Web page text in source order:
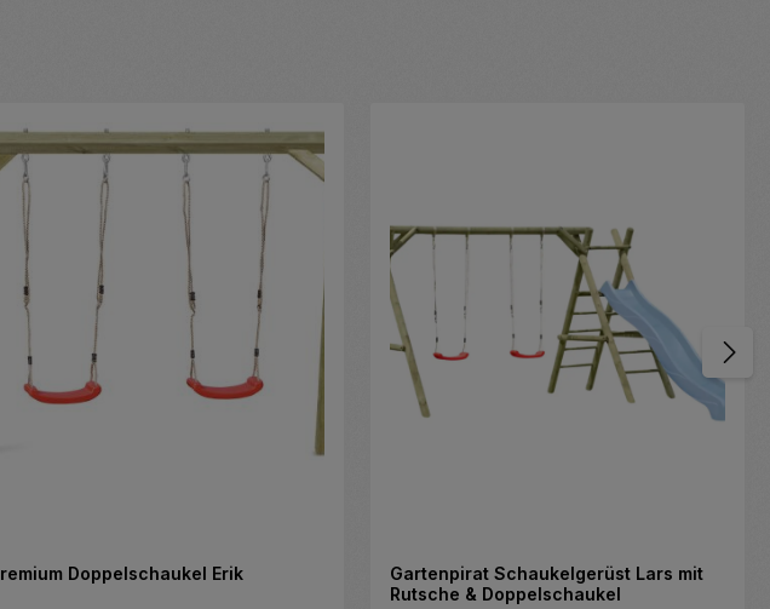
Doppelschaukel Erik
Gartenpirat Schaukelgerüst Lars mit
Rutsche & Doppelschaukel